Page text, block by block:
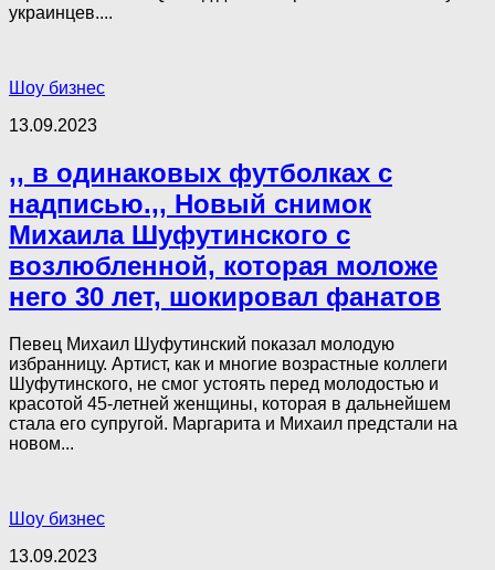
украинцев....
Шоу бизнес
13.09.2023
,, в одинаковых футболках с
надписью.,, Новый снимок
Михаила Шуфутинского с
возлюбленной, которая моложе
него 30 лет, шокировал фанатов
Певец Михаил Шуфутинский показал молодую
избранницу. Артист, как и многие возрастные коллеги
Шуфутинского, не смог устоять перед молодостью и
красотой 45-летней женщины, которая в дальнейшем
стала его супругой. Маргарита и Михаил предстали на
новом...
Шоу бизнес
13.09.2023